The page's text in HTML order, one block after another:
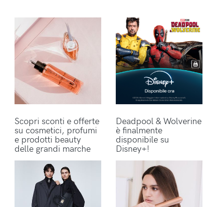
Scopri sconti e offerte
su cosmetici, profumi
e prodotti beauty
delle grandi marche
Deadpool & Wolverine
è finalmente
disponibile su
Disney+!